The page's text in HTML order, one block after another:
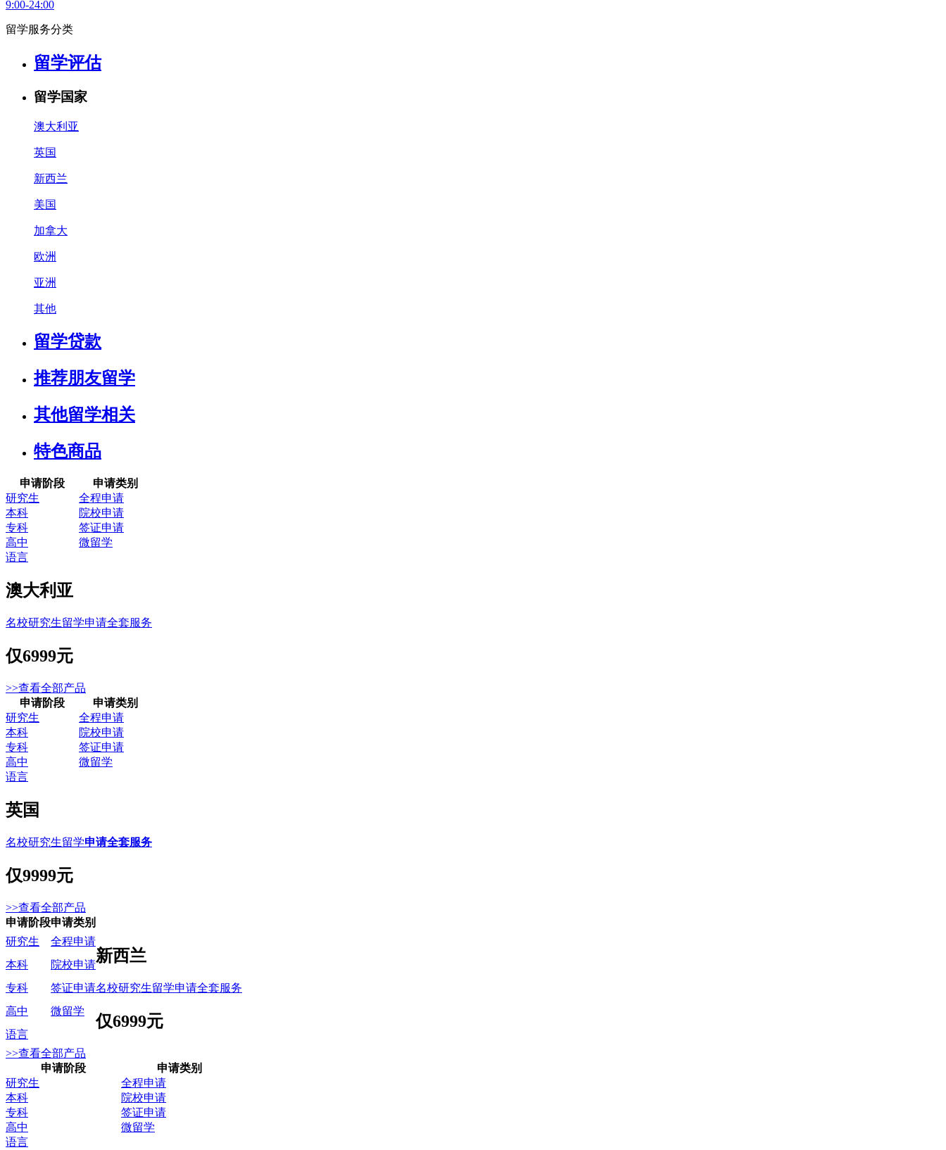
9:00-24:00
留学服务分类
留学评估
留学国家
澳大利亚
英国
新西兰
美国
加拿大
欧洲
亚洲
其他
留学贷款
推荐朋友留学
其他留学相关
特色商品
申请阶段
申请类别
研究生
全程申请
本科
院校申请
专科
签证申请
高中
微留学
语言
澳大利亚
名校研究生留学申请全套服务
仅6999元
>>查看全部产品
申请阶段
申请类别
研究生
全程申请
本科
院校申请
专科
签证申请
高中
微留学
语言
英国
名校研究生留学申请全套服务
仅9999元
>>查看全部产品
申请阶段申请类别
研究生
全程申请
新西兰
名校研究生留学申请全套服务
仅6999元
本科
院校申请
专科
签证申请
高中
微留学
语言
>>查看全部产品
申请阶段
申请类别
研究生
全程申请
本科
院校申请
专科
签证申请
高中
微留学
语言